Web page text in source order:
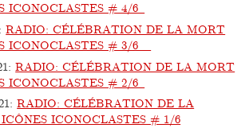
ICONOCLASTES # 4/6
:RADIO: CÉLÉBRATION DE LA MORT
ICONOCLASTES # 3/6
:RADIO: CÉLÉBRATION DE LA MORT
ICONOCLASTES # 2/6
:RADIO: CÉLÉBRATION DE LA
ICONOCLASTES # 1/6